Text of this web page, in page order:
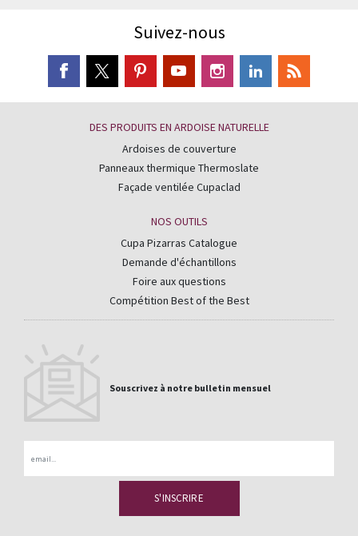
Suivez-nous
DES PRODUITS EN ARDOISE NATURELLE
Ardoises de couverture
Panneaux thermique Thermoslate
Façade ventilée Cupaclad
NOS OUTILS
Cupa Pizarras Catalogue
Demande d'échantillons
Foire aux questions
Compétition Best of the Best
Souscrivez à notre bulletin mensuel